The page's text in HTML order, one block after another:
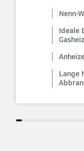
Nenn-
Ideale
Lange